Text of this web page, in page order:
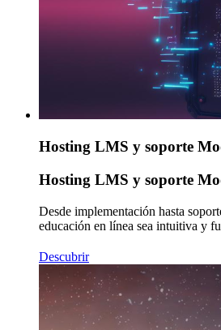
Hosting LMS y soporte
Hosting LMS y soporte
Desde implementación hasta
educación en línea sea intuitiva y
Descubrir